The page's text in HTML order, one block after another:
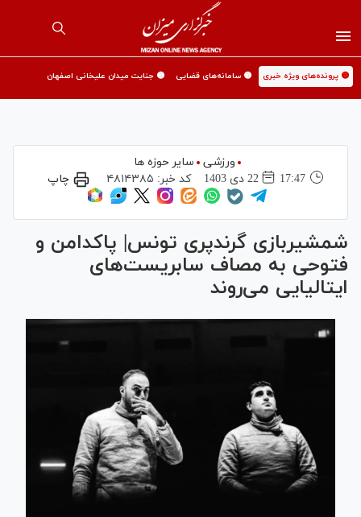
🟡 پرونده‌های ویژه خبری 🟡 سامانه‌های قضایی 🟡 جنایت میدان علیخانی اصفهان
ورزشی
سایر حوزه ها
17:47
22 دی 1403 کد خبر: ۴۸۱۴۳۸۵ چاپ
شمشیربازی گرندپری‌ تونس| پاکدامن و
فتوحی به مصاف سابریست‌های
ایتالیایی می‌روند